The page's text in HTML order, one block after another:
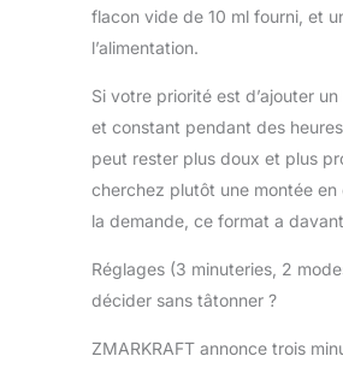
un coffret cadeau.
fêtes (Noël, Saint-
crémaillère ou les
allie bien-être et
flacon vide de 10 ml fourni, et
l’alimentation.
Si votre priorité est d’ajouter
et constant pendant des
peut rester plus doux et plus
cherchez plutôt une montée en
la demande, ce format a
Réglages (3 minuteries, 2
décider sans tâtonner ?
ZMARKRAFT annonce trois